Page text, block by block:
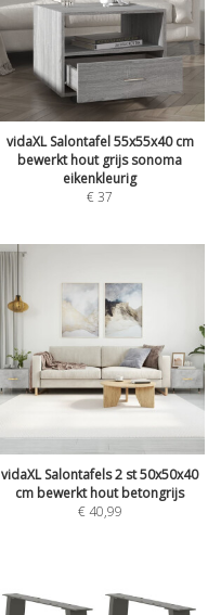
vidaXL Salontafel 55x55x40 cm
bewerkt hout grijs sonoma
eikenkleurig
€37
vidaXL Salontafels 2 st 50x50x40
cm bewerkt hout betongrijs
€40,99